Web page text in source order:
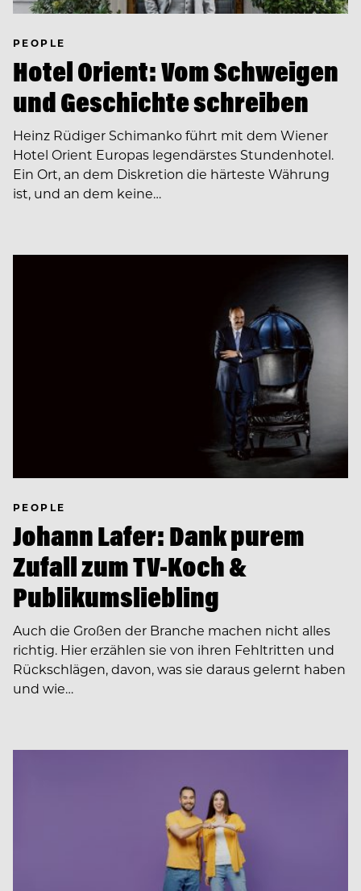
PEOPLE
Hotel Orient: Vom Schweigen
und Geschichte schreiben
Heinz Rüdiger Schimanko führt mit dem Wiener
Hotel Orient Europas legendärstes Stundenhotel.
Ein Ort, an dem Diskretion die härteste Währung
ist, und an dem keine…
PEOPLE
Johann Lafer: Dank purem
Zufall zum TV-Koch &
Publikumsliebling
Auch die Großen der Branche machen nicht alles
richtig. Hier erzählen sie von ihren Fehltritten und
Rückschlägen, davon, was sie daraus gelernt haben
und wie…